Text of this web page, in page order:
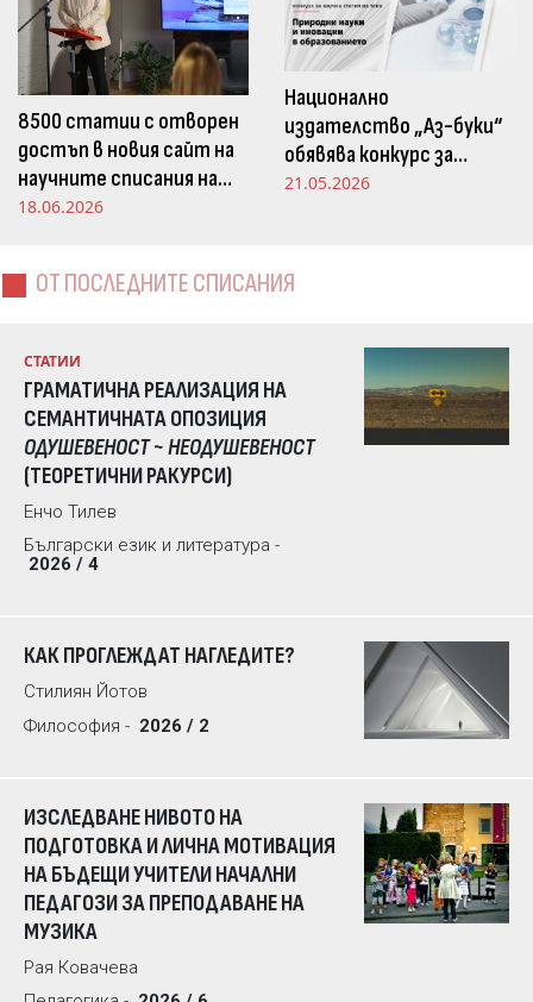
8500 статии с отворен
достъп в новия сайт на
научните списания на
Издателство „Аз-буки“
18.06.2026
Национално
издателство „Аз-буки“
обявява конкурс за
научна статия на тема
образованието“
21.05.2026
ОТ ПОСЛЕДНИТЕ СПИСАНИЯ
СТАТИИ
ГРАМАТИЧНА РЕАЛИЗАЦИЯ НА
СЕМАНТИЧНАТА ОПОЗИЦИЯ
ОДУШЕВЕНОСТ ~ НЕОДУШЕВЕНОСТ
(ТЕОРЕТИЧНИ РАКУРСИ)
Енчо Тилев
Български език и литература -
2026 / 4
КАК ПРОГЛЕЖДАТ НАГЛЕДИТЕ?
Стилиян Йотов
Философия - 2026 / 2
ИЗСЛЕДВАНЕ НИВОТО НА
ПОДГОТОВКА И ЛИЧНА МОТИВАЦИЯ
НА БЪДЕЩИ УЧИТЕЛИ НАЧАЛНИ
ПЕДАГОЗИ ЗА ПРЕПОДАВАНЕ НА
МУЗИКА
Рая Ковачева